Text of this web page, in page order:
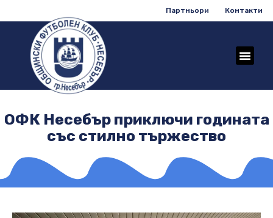
Партньори Контакти
ОФК Несебър приключи годината
със стилно тържество